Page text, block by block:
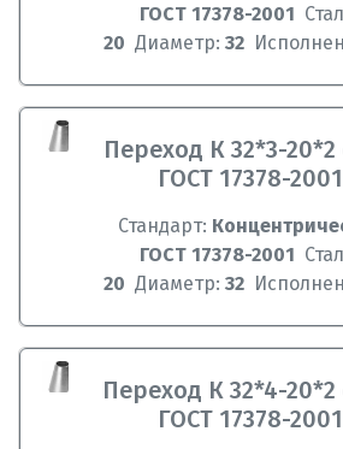
ГОСТ 17378-2001
20 Диаметр: 32
Переход К 32*3-20*2
ГОСТ 17378-2001
Стандарт:
ГОСТ 17378-2001
20 Диаметр: 32
Переход К 32*4-20*2
ГОСТ 17378-2001